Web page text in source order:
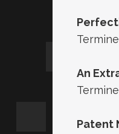
An
Patent